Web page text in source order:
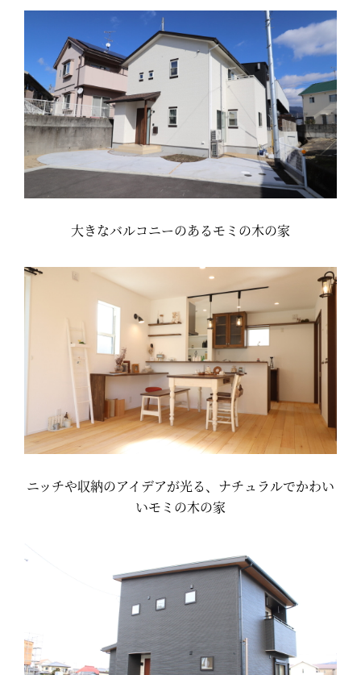
大きなバルコニーのあるモミの木の家
ニッチや収納のアイデアが光る、ナチュラルでかわい
いモミの木の家